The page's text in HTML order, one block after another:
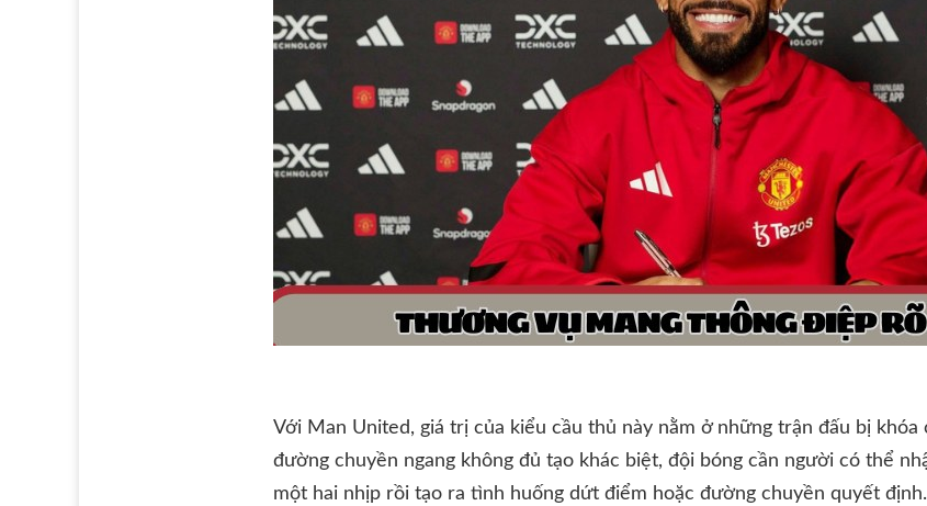
Với Man United, giá trị của kiểu cầu thủ này nằm ở những trận đấu bị khóa
đường chuyền ngang không đủ tạo khác biệt, đội bóng cần người có thể
một hai nhịp rồi tạo ra tình huống dứt điểm hoặc đường chuyền quyết